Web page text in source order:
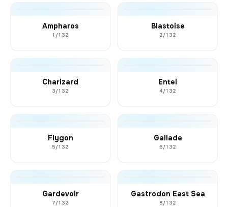
Ampharos
1/132
Blastoise
2/132
Charizard
3/132
Entei
4/132
Flygon
5/132
Gallade
6/132
Gardevoir
7/132
Gastrodon East Sea
8/132